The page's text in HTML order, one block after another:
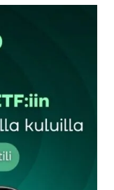
kirjautua
Pakolliset